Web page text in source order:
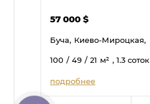
57 000$
Буча, Киево-Мироцкая,
100 / 49 / 21 м² , 1.3 соток
подробнее